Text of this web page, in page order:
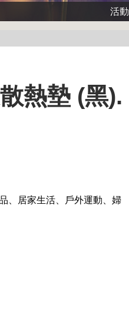
活動
熱墊 (黑).
、居家生活、戶外運動、婦